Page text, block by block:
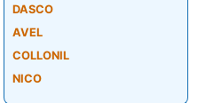
DASCO
AVEL
COLLONIL
NICO